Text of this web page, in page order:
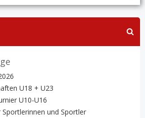
U18 + U23
U10-U16
und Sportler